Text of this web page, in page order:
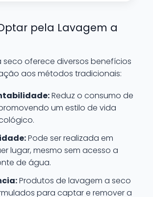
pela Lavagem a
seco oferece diversos benefícios
aos métodos tradicionais:
Reduz o consumo de
um estilo de vida
Pode ser realizada em
lugar, mesmo sem acesso a
de água.
Produtos de lavagem a seco
para captar e remover a